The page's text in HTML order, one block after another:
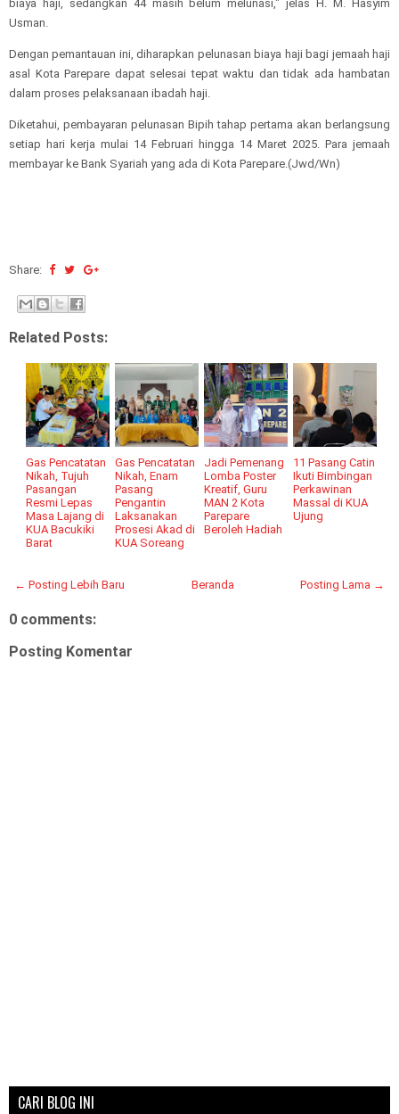
biaya haji, sedangkan 44 masih belum melunasi," jelas H. M. Hasyim
Usman.
Dengan pemantauan ini, diharapkan pelunasan biaya haji bagi jemaah haji
asal Kota Parepare dapat selesai tepat waktu dan tidak ada hambatan
dalam proses pelaksanaan ibadah haji.
Diketahui, pembayaran pelunasan Bipih tahap pertama akan berlangsung
setiap hari kerja mulai 14 Februari hingga 14 Maret 2025. Para jemaah
membayar ke Bank Syariah yang ada di Kota Parepare.(Jwd/Wn)
Share:
Related Posts:
Gas Pencatatan
Nikah, Tujuh
Pasangan
Resmi Lepas
Masa Lajang di
KUA Bacukiki
Barat
Gas Pencatatan
Nikah, Enam
Pasang
Pengantin
Laksanakan
Prosesi Akad di
KUA Soreang
Jadi Pemenang
Lomba Poster
Kreatif, Guru
MAN 2 Kota
Parepare
Beroleh Hadiah
11 Pasang Catin
Ikuti Bimbingan
Perkawinan
Massal di KUA
Ujung
← Posting Lebih Baru Posting Lama →
Beranda
0 comments:
Posting Komentar
CARI BLOG INI